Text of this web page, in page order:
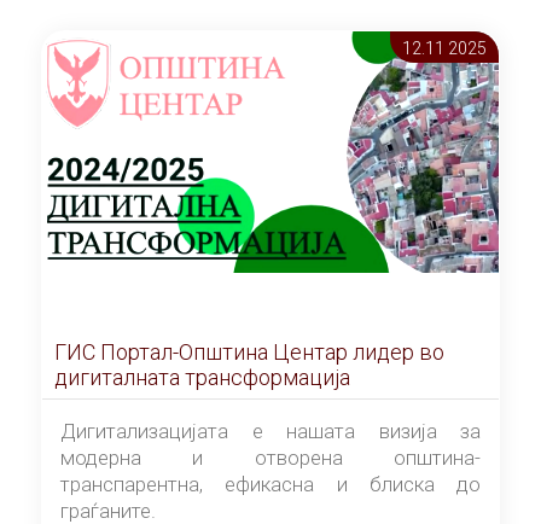
12.11 2025
ГИС Портал-Општина Центар лидер во
дигиталната трансформација
Дигитализацијата е нашата визија за
модерна и отворена општина-
транспарентна, ефикасна и блиска до
граѓаните.